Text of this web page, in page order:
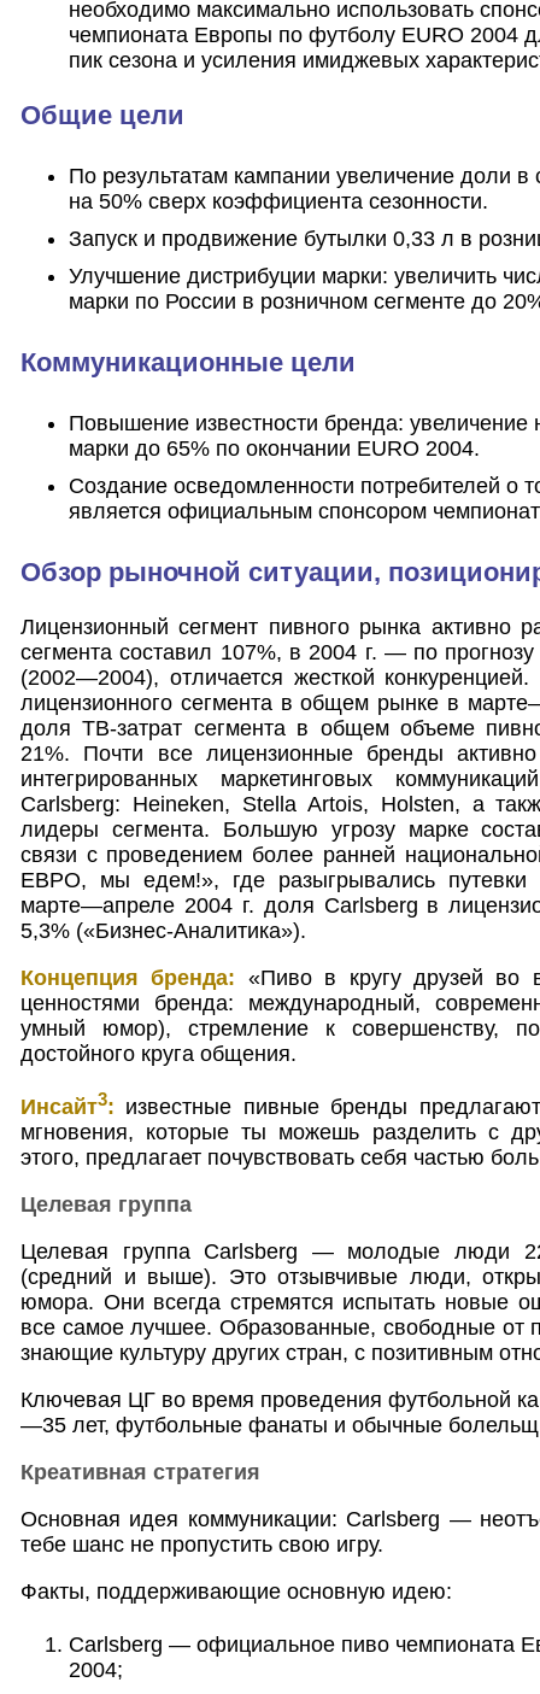
необходимо максимально использовать
чемпионата Европы по футболу EURO 2004
пик сезона и усиления имиджевых
Общие цели
По результатам кампании увеличение доли
на 50% сверх коэффициента сезонности.
Запуск и продвижение бутылки 0,33 л в
Улучшение дистрибуции марки: увеличить
марки по России в розничном сегменте до
Коммуникационные цели
Повышение известности бренда: увеличение
марки до 65% по окончании EURO 2004.
Создание осведомленности потребителей о
является официальным спонсором
Обзор рыночной ситуации,
Лицензионный сегмент пивного рынка активно
сегмента составил 107%, в 2004 г. — по
(2002—2004), отличается жесткой
лицензионного сегмента в общем рынке в
доля ТВ-затрат сегмента в общем объеме
21%. Почти все лицензионные бренды активно
интегрированных маркетинговых
Carlsberg: Heineken, Stella Artois, Holsten, а
лидеры сегмента. Большую угрозу марке
связи с проведением более ранней
ЕВРО, мы едем!», где разыгрывались
марте—апреле 2004 г. доля Carlsberg в
5,3% («Бизнес-Аналитика»).
Концепция бренда: «Пиво в кругу друзей во
ценностями бренда: международный,
умный юмор), стремление к совершенству,
достойного круга общения.
Инсайт3: известные пивные бренды
мгновения, которые ты можешь разделить с
этого, предлагает почувствовать себя частью
Целевая группа
Целевая группа Carlsberg — молодые люди
(средний и выше). Это отзывчивые люди,
юмора. Они всегда стремятся испытать новые
все самое лучшее. Образованные, свободные от
знающие культуру других стран, с позитивным
Ключевая ЦГ во время проведения футбольной
—35 лет, футбольные фанаты и обычные
Креативная стратегия
Основная идея коммуникации: Carlsberg —
тебе шанс не пропустить свою игру.
Факты, поддерживающие основную идею:
Carlsberg — официальное пиво чемпионата
2004;